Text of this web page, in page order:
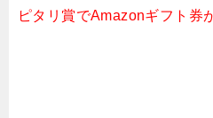
ピタリ賞でAmazonギフト券